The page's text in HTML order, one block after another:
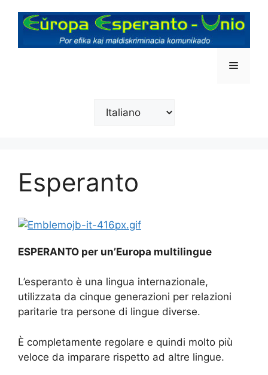
Menu
Scegli
Esperanto
ESPERANTO per un’Europa multilingue
L’esperanto è una lingua internazionale,
utilizzata da cinque generazioni per relazioni
paritarie tra persone di lingue diverse.
È completamente regolare e quindi molto più
veloce da imparare rispetto ad altre lingue.